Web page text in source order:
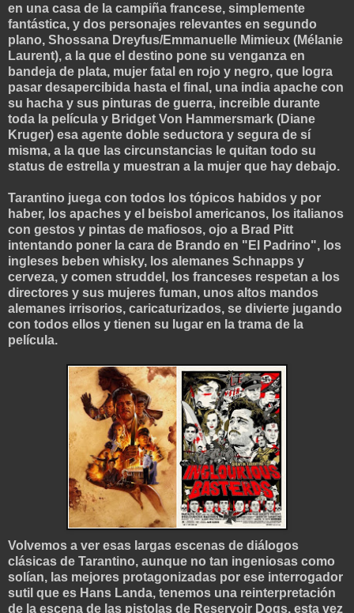
en una casa de la campiña francese, simplemente
fantástica, y dos personajes relevantes en segundo
plano, Shossana Dreyfus/Emmanuelle Mimieux (Mélanie
Laurent), a la que el destino pone su venganza en
bandeja de plata, mujer fatal en rojo y negro, que logra
pasar desapercibida hasta el final, una india apache con
su hacha y sus pinturas de guerra, increible durante
toda la película y Bridget Von Hammersmark (Diane
Kruger) esa agente doble seductora y segura de sí
misma, a la que las circunstancias le quitan todo su
status de estrella y muestran a la mujer que hay debajo.
Tarantino juega con todos los tópicos habidos y por
haber, los apaches y el beisbol americanos, los italianos
con gestos y pintas de mafiosos, ojo a Brad Pitt
intentando poner la cara de Brando en "El Padrino", los
ingleses beben whisky, los alemanes Schnapps y
cerveza, y comen struddel, los franceses respetan a los
directores y sus mujeres fuman, unos altos mandos
alemanes irrisorios, caricaturizados, se divierte jugando
con todos ellos y tienen su lugar en la trama de la
película.
Volvemos a ver esas largas escenas de diálogos
clásicas de Tarantino, aunque no tan ingeniosas como
solían, las mejores protagonizadas por ese interrogador
sutil que es Hans Landa, tenemos una reinterpretación
de la escena de las pistolas de Reservoir Dogs, esta vez